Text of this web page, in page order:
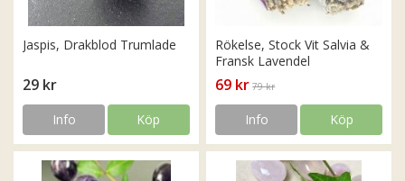
Jaspis, Drakblod Trumlade
29 kr
Info Köp
Rökelse, Stock Vit Salvia &
Fransk Lavendel
69 kr 79 kr
Info Köp